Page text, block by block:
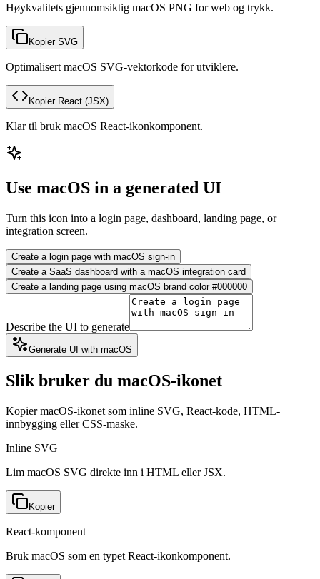
Høykvalitets gjennomsiktig macOS PNG for web og trykk.
Kopier SVG
Optimalisert macOS SVG-vektorkode for utviklere.
Kopier React (JSX)
Klar til bruk macOS React-ikonkomponent.
Use macOS in a generated UI
Turn this icon into a login page, dashboard, landing page, or
integration screen.
Create a login page with macOS sign-in
Create a SaaS dashboard with a macOS integration card
Create a landing page using macOS brand color #000000
Describe the UI to generate
Generate UI with macOS
Slik bruker du macOS-ikonet
Kopier macOS-ikonet som inline SVG, React-kode, HTML-
innbygging eller CSS-maske.
Inline SVG
Lim macOS SVG direkte inn i HTML eller JSX.
Kopier
React-komponent
Bruk macOS som en typet React-ikonkomponent.